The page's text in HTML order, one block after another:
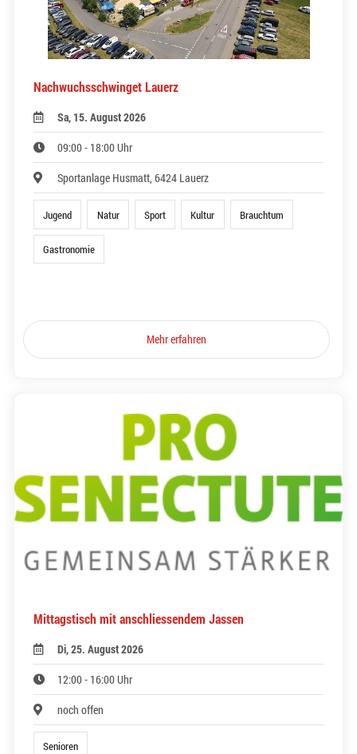
Nachwuchsschwinget Lauerz
Sa, 15. August 2026
09:00 - 18:00 Uhr
Sportanlage Husmatt, 6424 Lauerz
Jugend Natur Sport Kultur Brauchtum
Gastronomie
Mehr erfahren
Mittagstisch mit anschliessendem Jassen
Di, 25. August 2026
12:00 - 16:00 Uhr
noch offen
Senioren